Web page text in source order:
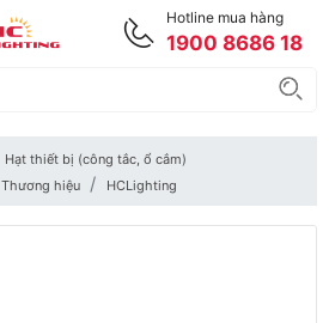
Hotline mua hàng
1900 8686 18
Hạt thiết bị (công tắc, ổ cắm)
Thương hiệu HCLighting